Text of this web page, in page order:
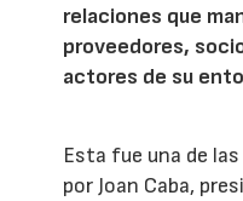
relaciones que
proveedores,
actores de su
Esta fue una de
por Joan Caba,